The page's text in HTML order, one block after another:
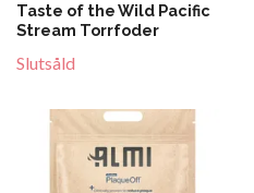
Taste of the Wild Pacific
Stream Torrfoder
Slutsåld